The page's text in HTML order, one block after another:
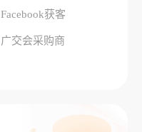
Facebook获客
广交会采购商